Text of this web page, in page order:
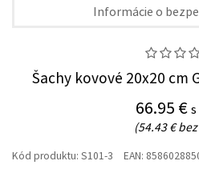
Informácie o
Šachy kovové 20x20 cm
66.95 €
(54.43 €
Kód produktu: S101-3 EAN: